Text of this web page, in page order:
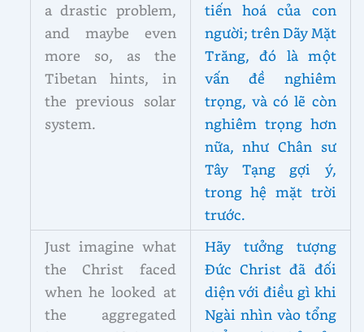
a drastic problem,
and maybe even
more so, as the
Tibetan hints, in
the previous solar
system.
tiến hoá của con
người; trên Dãy Mặt
Trăng, đó là một
vấn đề nghiêm
trọng, và có lẽ còn
nghiêm trọng hơn
nữa, như Chân sư
Tây Tạng gợi ý,
trong hệ mặt trời
trước.
Just imagine what
the Christ faced
when he looked at
the aggregated
Hãy tưởng tượng
Đức Christ đã đối
diện với điều gì khi
Ngài nhìn vào tổng